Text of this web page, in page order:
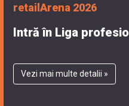
retailArena 2026
Intră în Liga
Vezi mai multe detalii »